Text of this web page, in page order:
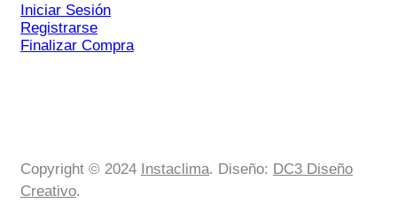
Iniciar Sesión
Registrarse
Finalizar Compra
Copyright © 2024 Instaclima. Diseño: DC3 Diseño
Creativo.